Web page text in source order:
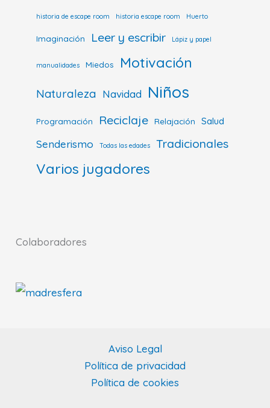
historia de escape room historia escape room Huerto
Imaginación Leer y escribir Lápiz y papel
manualidades Miedos Motivación
Naturaleza Navidad Niños
Programación Reciclaje Relajación Salud
Senderismo Todas las edades Tradicionales
Varios jugadores
Colaboradores
Aviso Legal
Política de privacidad
Política de cookies